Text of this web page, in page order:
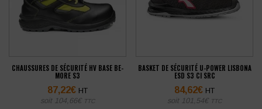
CHAUSSURES DE SÉCURITÉ HV BASE BE-
MORE S3
87,22€ HT
soit 104,66€ TTC
BASKET DE SÉCURITÉ U-POWER LISBONA
ESD S3 CI SRC
84,62€ HT
soit 101,54€ TTC